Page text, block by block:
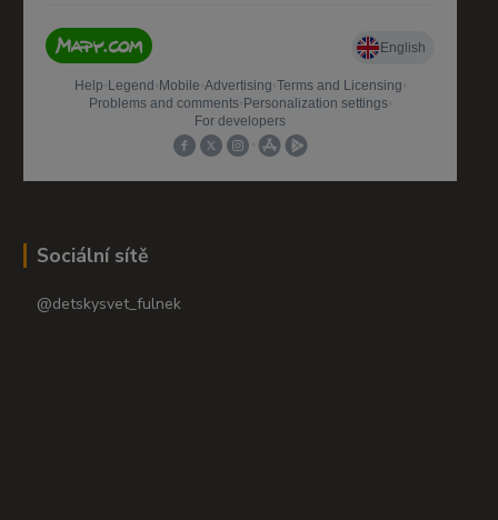
Sociální sítě
@detskysvet_fulnek